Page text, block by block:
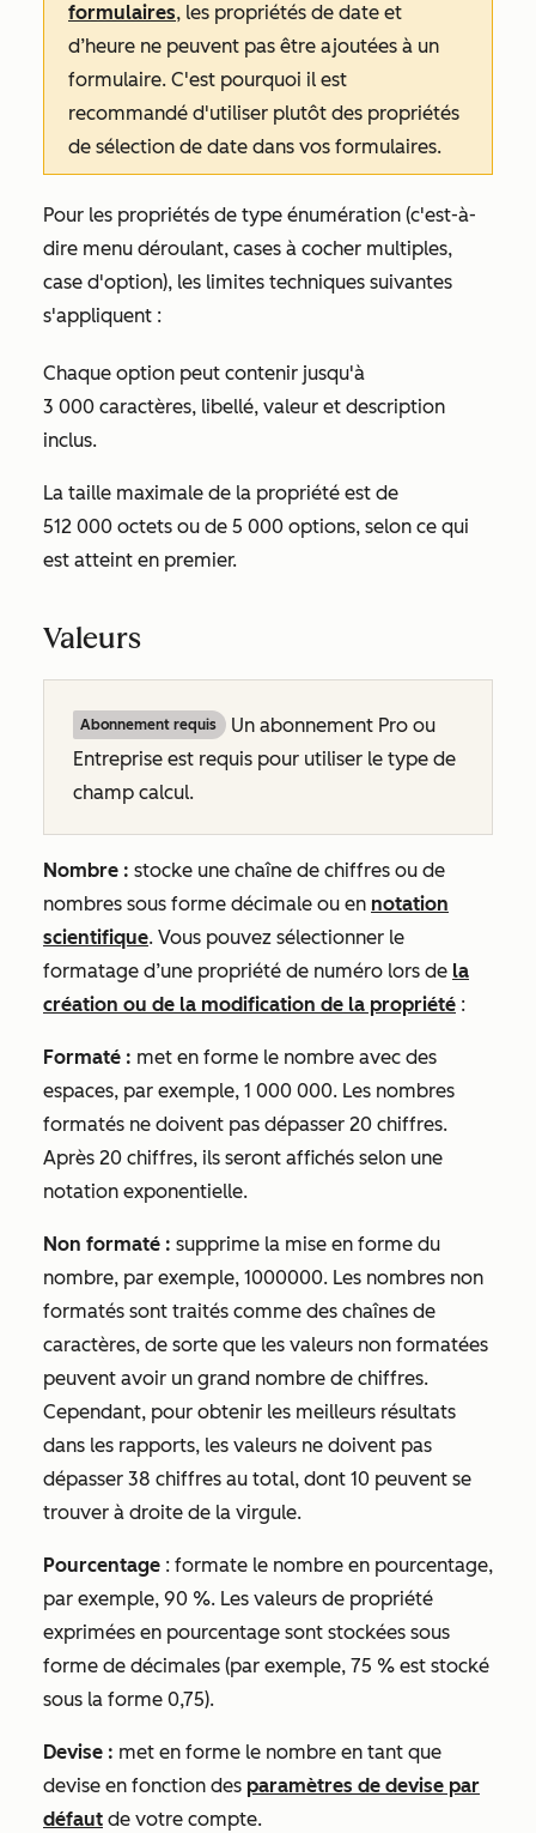
formulaires, les propriétés de date et
d’heure ne peuvent pas être ajoutées à un
formulaire. C'est pourquoi il est
recommandé d'utiliser plutôt des propriétés
de sélection de date dans vos formulaires.
Pour les propriétés de type énumération (c'est-à-
dire menu déroulant, cases à cocher multiples,
case d'option), les limites techniques suivantes
s'appliquent :
Chaque option peut contenir jusqu'à
3 000 caractères, libellé, valeur et description
inclus.
La taille maximale de la propriété est de
512 000 octets ou de 5 000 options, selon ce qui
est atteint en premier.
Valeurs
Abonnement requis Un abonnement Pro ou
Entreprise est requis pour utiliser le type de
champ calcul.
Nombre : stocke une chaîne de chiffres ou de
nombres sous forme décimale ou en notation
scientifique. Vous pouvez sélectionner le
formatage d’une propriété de numéro lors de la
création ou de la modification de la propriété :
Formaté : met en forme le nombre avec des
espaces, par exemple, 1 000 000. Les nombres
formatés ne doivent pas dépasser 20 chiffres.
Après 20 chiffres, ils seront affichés selon une
notation exponentielle.
Non formaté : supprime la mise en forme du
nombre, par exemple, 1000000. Les nombres non
formatés sont traités comme des chaînes de
caractères, de sorte que les valeurs non formatées
peuvent avoir un grand nombre de chiffres.
Cependant, pour obtenir les meilleurs résultats
dans les rapports, les valeurs ne doivent pas
dépasser 38 chiffres au total, dont 10 peuvent se
trouver à droite de la virgule.
Pourcentage : formate le nombre en pourcentage,
par exemple, 90 %. Les valeurs de propriété
exprimées en pourcentage sont stockées sous
forme de décimales (par exemple, 75 % est stocké
sous la forme 0,75).
Devise : met en forme le nombre en tant que
devise en fonction des paramètres de devise par
défaut de votre compte.